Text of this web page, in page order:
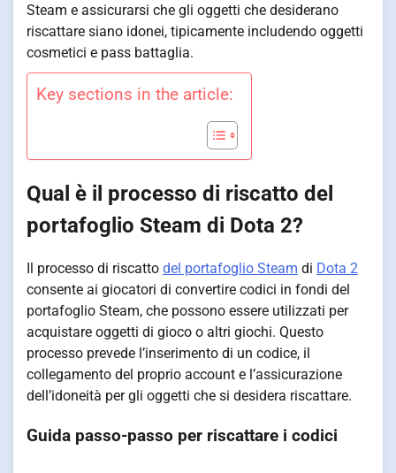
Steam e assicurarsi che gli oggetti che desiderano
riscattare siano idonei, tipicamente includendo oggetti
cosmetici e pass battaglia.
Key sections in the article:
Qual è il processo di riscatto del
portafoglio Steam di Dota 2?
Il processo di riscatto del portafoglio Steam di Dota 2
consente ai giocatori di convertire codici in fondi del
portafoglio Steam, che possono essere utilizzati per
acquistare oggetti di gioco o altri giochi. Questo
processo prevede l’inserimento di un codice, il
collegamento del proprio account e l’assicurazione
dell’idoneità per gli oggetti che si desidera riscattare.
Guida passo-passo per riscattare i codici